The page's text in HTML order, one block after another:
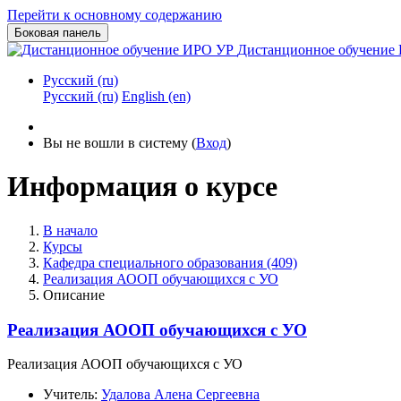
Перейти к основному содержанию
Боковая панель
Дистанционное
Русский ‎(ru)‎
Русский ‎(ru)‎ English ‎(en)‎
Вы не вошли в систему (Вход)
Информация о курсе
В начало
Курсы
Кафедра специального образования (409)
Реализация АООП обучающихся с УО
Описание
Реализация АООП обучающихся с УО
Реализация АООП обучающихся с УО
Учитель: Удалова Алена Сергеевна